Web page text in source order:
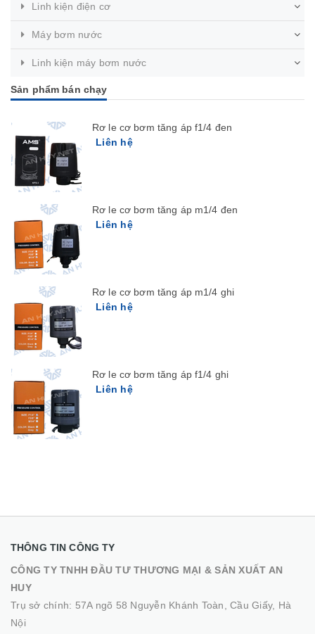
Linh kiện điện cơ
Máy bơm nước
Linh kiện máy bơm nước
Sản phẩm bán chạy
Rơ le cơ bơm tăng áp f1/4 đen
Liên hệ
Rơ le cơ bơm tăng áp m1/4 đen
Liên hệ
Rơ le cơ bơm tăng áp m1/4 ghi
Liên hệ
Rơ le cơ bơm tăng áp f1/4 ghi
Liên hệ
THÔNG TIN CÔNG TY
CÔNG TY TNHH ĐẦU TƯ THƯƠNG MẠI & SẢN XUẤT AN
HUY
Trụ sở chính: 57A ngõ 58 Nguyễn Khánh Toàn, Cầu Giấy, Hà
Nội